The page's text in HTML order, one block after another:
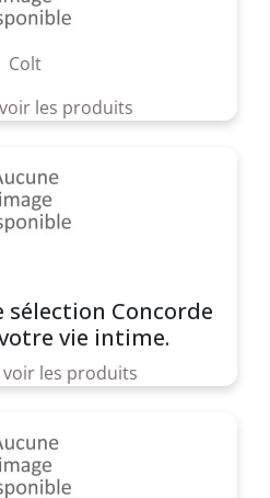
Colt
voir les produits
sélection Concorde
vie intime.
voir les produits